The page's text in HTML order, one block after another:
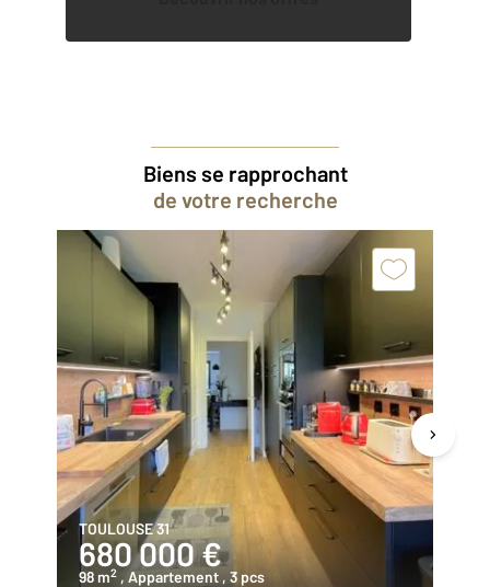
Biens se rapprochant
de votre recherche
TOULOUSE 31
680 000 €
98 m2 , Appartement , 3 pcs